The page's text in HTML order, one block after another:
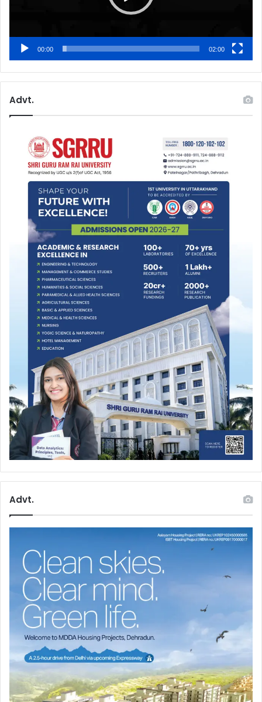
00:00 02:00
Advt.
Advt.